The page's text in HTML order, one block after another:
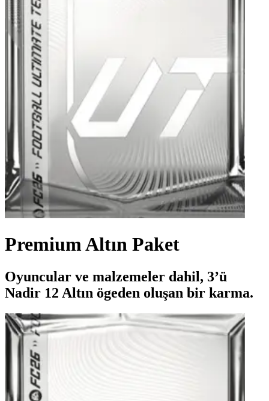
Premium Altın Paket
Oyuncular ve malzemeler dahil, 3’ü
Nadir 12 Altın ögeden oluşan bir karma.